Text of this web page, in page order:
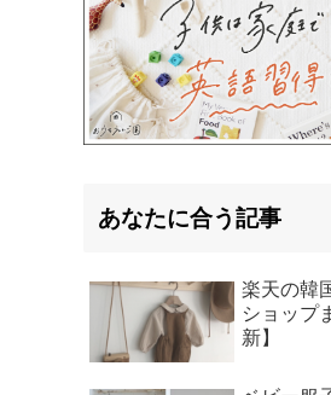
あなたに合う記事
楽天の韓
ショップ
新】